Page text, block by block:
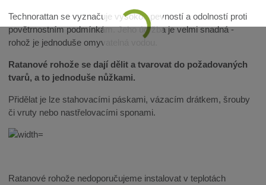
Technorattan se vyznačuje vysokou pevností a odolností proti
povětrnostním podmínkám. Jeho údržba je velmi snadná -
rohož je jednoduše omyvatelná vodou.
Ratanové rohože se dají dělit a tvarovat do požadovaných
tvarů, a to jednoduše nůžkami.
Přidělat je lze stahovacími páskami, vázacím drátkem, šrouby
či vruty nebo nastřelovacími sponami.
Ratanové rohože nedoporučujeme instalovat v teplotách